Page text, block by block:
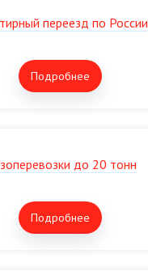
переезд по России
Подробнее
до 20 тонн
Подробнее